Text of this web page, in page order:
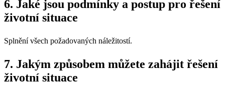
6. Jaké jsou podmínky a postup pro řešení
životní situace
Splnění všech požadovaných náležitostí.
7. Jakým způsobem můžete zahájit řešení
životní situace